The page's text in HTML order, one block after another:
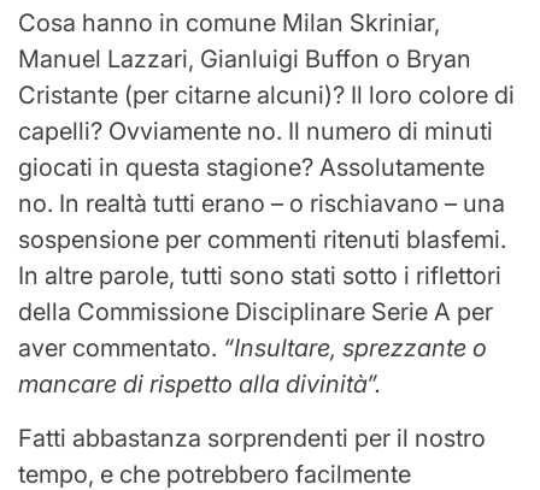
Cosa hanno in comune Milan Skriniar,
Manuel Lazzari, Gianluigi Buffon o Bryan
Cristante (per citarne alcuni)? Il loro colore di
capelli? Ovviamente no. Il numero di minuti
giocati in questa stagione? Assolutamente
no. In realtà tutti erano – o rischiavano – una
sospensione per commenti ritenuti blasfemi.
In altre parole, tutti sono stati sotto i riflettori
della Commissione Disciplinare Serie A per
aver commentato. “Insultare, sprezzante o
mancare di rispetto alla divinità”.
Fatti abbastanza sorprendenti per il nostro
tempo, e che potrebbero facilmente